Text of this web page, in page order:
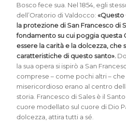
Bosco fece sua. Nel 1854, egli
dell’Oratorio di Valdocco:
la protezione di San Francesco di
fondamento su cui poggia questa
essere la carità e la dolcezza, che
caratteristiche di questo santo».
la sua opera si ispirò a San
comprese – come pochi altri –
misericordioso erano al centro
storia. Francesco di Sales è il
cuore modellato sul cuore di Dio
dolcezza, attira tutti a sé.